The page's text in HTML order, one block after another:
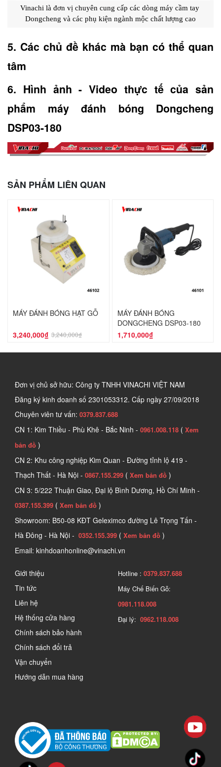
Vinachi là đơn vị chuyên cung cấp các dòng máy cầm tay
Dongcheng và các phụ kiện ngành mộc chất lượng cao
5. Các chủ đề khác mà bạn có thể quan
tâm
6. Hình ảnh - Video thực tế của sản
phẩm máy đánh bóng Dongcheng
DSP03-180
SẢN PHẨM LIÊN QUAN
MÁY ĐÁNH BÓNG HẠT GỖ
3,240,000₫ 3,240,000₫
MÁY ĐÁNH BÓNG
DONGCHENG DSP03-180
1,710,000₫
Đơn vị chủ sở hữu: Công ty TNHH VINACHI VIỆT NAM
Đăng ký kinh doanh số 2301053312. Cấp ngày 27/09/2018
Chuyên viên tư vấn: 0379.837.688
CN 1: Kim Thiều - Phù Khê - Bắc Ninh - 0961.008.118 ( Xem
bản đồ )
CN 2: Khu công nghiệp Kim Quan - Đường tỉnh lộ 419 -
Thạch Thất - Hà Nội - 0867.155.299 ( Xem bản đồ )
CN 3: 5/222 Thuận Giao, Đại lộ Bình Dương, Hồ Chí Minh -
0387.155.399 ( Xem bản đồ )
Showroom: B50-08 KĐT Geleximco đường Lê Trọng Tấn -
Hà Đông - Hà Nội - 0352.155.399 ( Xem bản đồ )
Email: kinhdoanhonline@vinachi.vn
Giới thiệu
Tin tức
Liên hệ
Hệ thống cửa hàng
Chính sách bảo hành
Chính sách đổi trả
Vận chuyển
Hướng dẫn mua hàng
Hotline : 0379.837.688
Máy Chế Biến Gỗ:
0981.118.008
Đại lý: 0962.118.008